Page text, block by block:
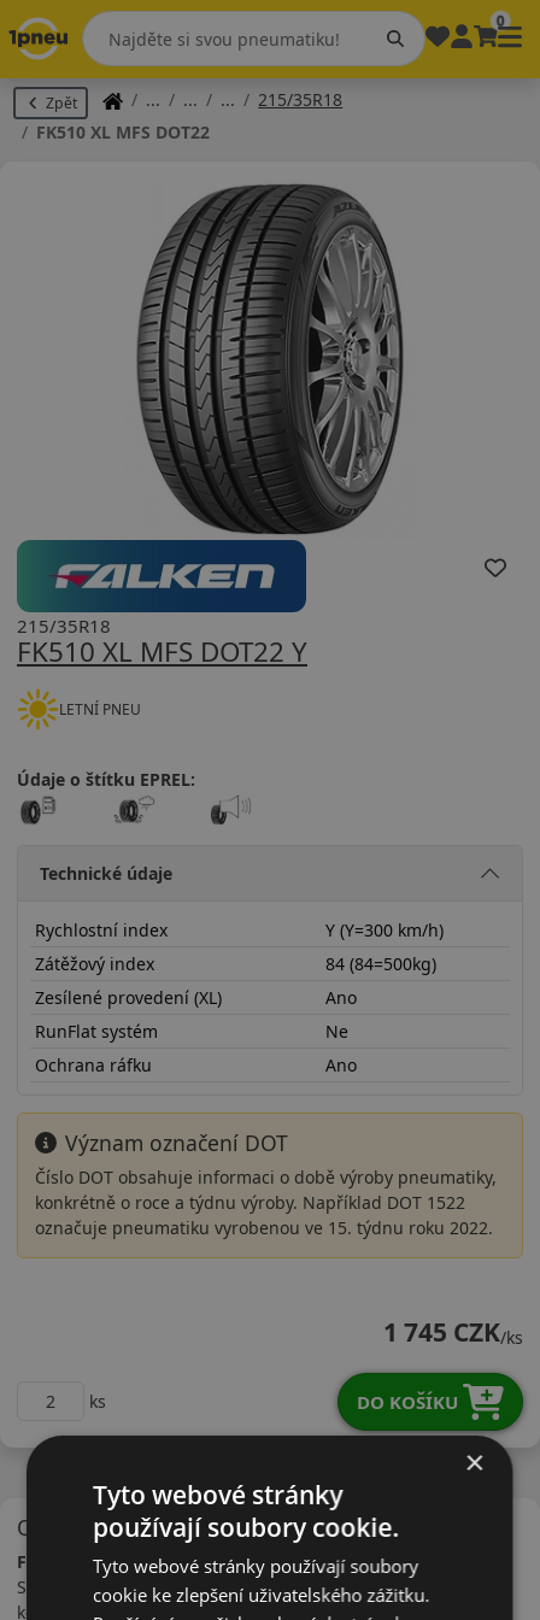
0
Zpět
215/35R18
FK510 XL MFS DOT22
FK510 XL MFS DOT22 Y
215/35R18
LETNÍ PNEU
Údaje o štítku EPREL:
Technické údaje
Rychlostní index
Y (Y=300 km/h)
Zátěžový index
84 (84=500kg)
Zesílené provedení (XL)
Ano
RunFlat systém
Ne
Ochrana ráfku
Ano
Význam označení DOT
Číslo DOT obsahuje informaci o době výroby pneumatiky,
konkrétně o roce a týdnu výroby. Například DOT 1522
označuje pneumatiku vyrobenou ve 15. týdnu roku 2022.
1 745 CZK/ks
ks DO KOŠÍKU
O značce
Falken
Společnost Falken byla založena v roce 1983 japonským
koncernem Sumitomo. Koncern do kterého patří i značka
×
Tyto webové stránky
používají soubory cookie.
Tyto webové stránky používají soubory
cookie ke zlepšení uživatelského zážitku.